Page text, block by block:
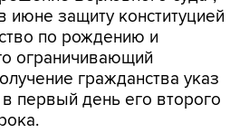
июне защиту конституцией
по рождению и
ограничивающий
гражданства указ
первый день его второго